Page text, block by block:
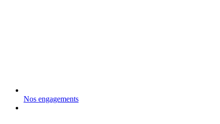
Nos engagements